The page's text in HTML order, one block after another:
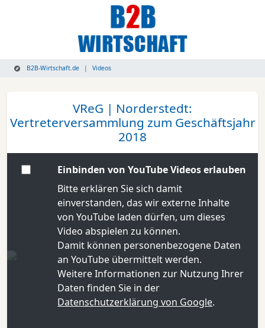
B2B-Wirtschaft.de Videos
VReG | Norderstedt:
Vertreterversammlung zum Geschäftsjahr
2018
Einbinden von YouTube Videos erlauben
Bitte erklären Sie sich damit
einverstanden, das wir externe Inhalte
von YouTube laden dürfen, um dieses
Video abspielen zu können.
Damit können personenbezogene Daten
an YouTube übermittelt werden.
Weitere Informationen zur Nutzung Ihrer
Daten finden Sie in der
Datenschutzerklärung von Google.